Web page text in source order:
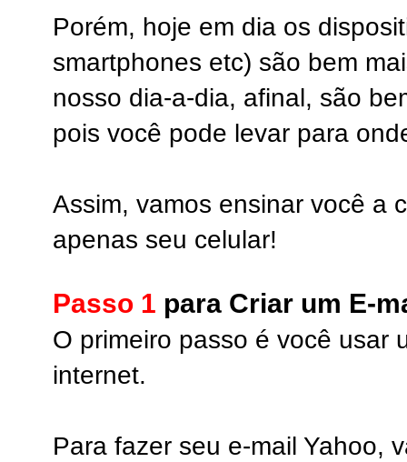
Porém, hoje em dia os
smartphones etc) são bem
nosso dia-a-dia, afinal, são
pois você pode levar para
Assim, vamos ensinar você a
apenas seu celular!
Passo 1 para Criar um E-
O primeiro passo é você usar
internet.
Para fazer seu e-mail Yahoo,